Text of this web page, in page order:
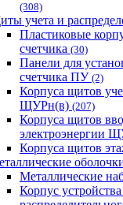
(308)
учета и
Пластиковые
счетчика (30)
Панели для
счетчика ПУ (2)
Корпуса щитов
ЩУРн(в) (207)
Корпуса щитов
электроэнергии
Корпуса щитов
Металлические
Корпус